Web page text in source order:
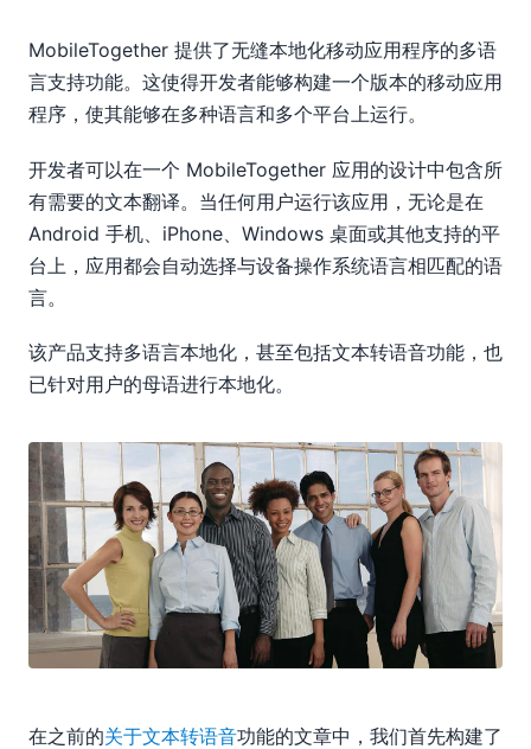
MobileTogether 提供了无缝本地化移动应用程序的多语
言支持功能。这使得开发者能够构建一个版本的移动应用
程序，使其能够在多种语言和多个平台上运行。
开发者可以在一个 MobileTogether 应用的设计中包含所
有需要的文本翻译。当任何用户运行该应用，无论是在
Android 手机、iPhone、Windows 桌面或其他支持的平
台上，应用都会自动选择与设备操作系统语言相匹配的语
言。
该产品支持多语言本地化，甚至包括文本转语音功能，也
已针对用户的母语进行本地化。
在之前的关于文本转语音功能的文章中，我们首先构建了